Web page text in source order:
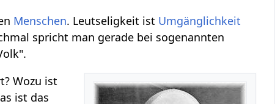
Menschen. Leutseligkeit ist Umgänglichkeit
spricht man gerade bei sogenannten
Wozu ist
ist das